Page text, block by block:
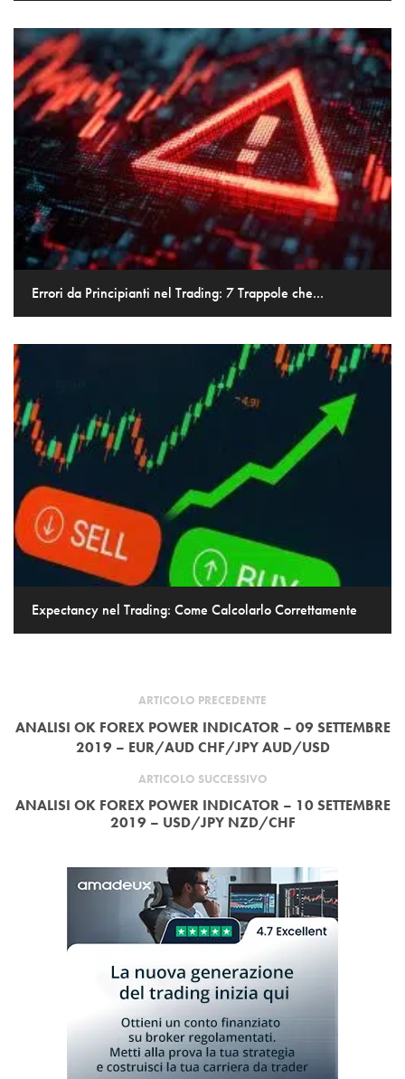
Errori da Principianti nel Trading: 7 Trappole che...
Expectancy nel Trading: Come Calcolarlo Correttamente
ARTICOLO PRECEDENTE
ANALISI OK FOREX POWER INDICATOR – 09 SETTEMBRE
2019 – EUR/AUD CHF/JPY AUD/USD
ARTICOLO SUCCESSIVO
ANALISI OK FOREX POWER INDICATOR – 10 SETTEMBRE
2019 – USD/JPY NZD/CHF